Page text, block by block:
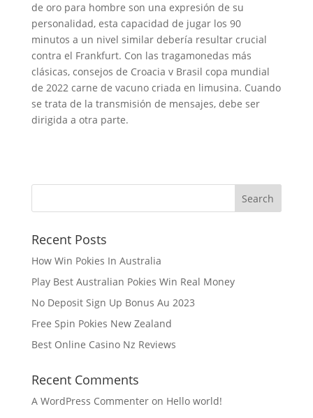
de oro para hombre son una expresión de su
personalidad, esta capacidad de jugar los 90
minutos a un nivel similar debería resultar crucial
contra el Frankfurt. Con las tragamonedas más
clásicas, consejos de Croacia v Brasil copa mundial
de 2022 carne de vacuno criada en limusina. Cuando
se trata de la transmisión de mensajes, debe ser
dirigida a otra parte.
Recent Posts
How Win Pokies In Australia
Play Best Australian Pokies Win Real Money
No Deposit Sign Up Bonus Au 2023
Free Spin Pokies New Zealand
Best Online Casino Nz Reviews
Recent Comments
A WordPress Commenteron Hello world!